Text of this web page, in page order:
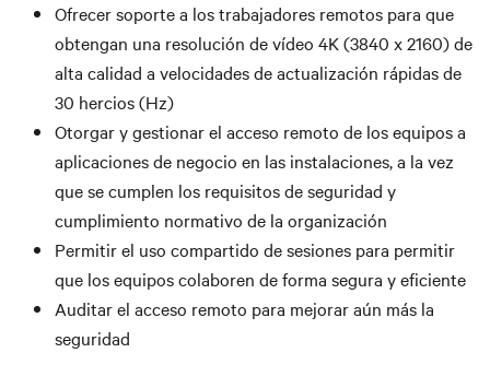
Ofrecer soporte a los trabajadores remotos para que
obtengan una resolución de vídeo 4K (3840 x 2160) de
alta calidad a velocidades de actualización rápidas de
30 hercios (Hz)
Otorgar y gestionar el acceso remoto de los equipos a
aplicaciones de negocio en las instalaciones, a la vez
que se cumplen los requisitos de seguridad y
cumplimiento normativo de la organización
Permitir el uso compartido de sesiones para permitir
que los equipos colaboren de forma segura y eficiente
Auditar el acceso remoto para mejorar aún más la
seguridad